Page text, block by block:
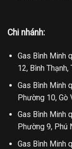
Chi nhánh:
Gas Bình Minh
12, Bình Thạnh,
Gas Bình Minh
Phường 10, Gò
Gas Bình Minh
Phường 9, Phú
Gas Bình Minh